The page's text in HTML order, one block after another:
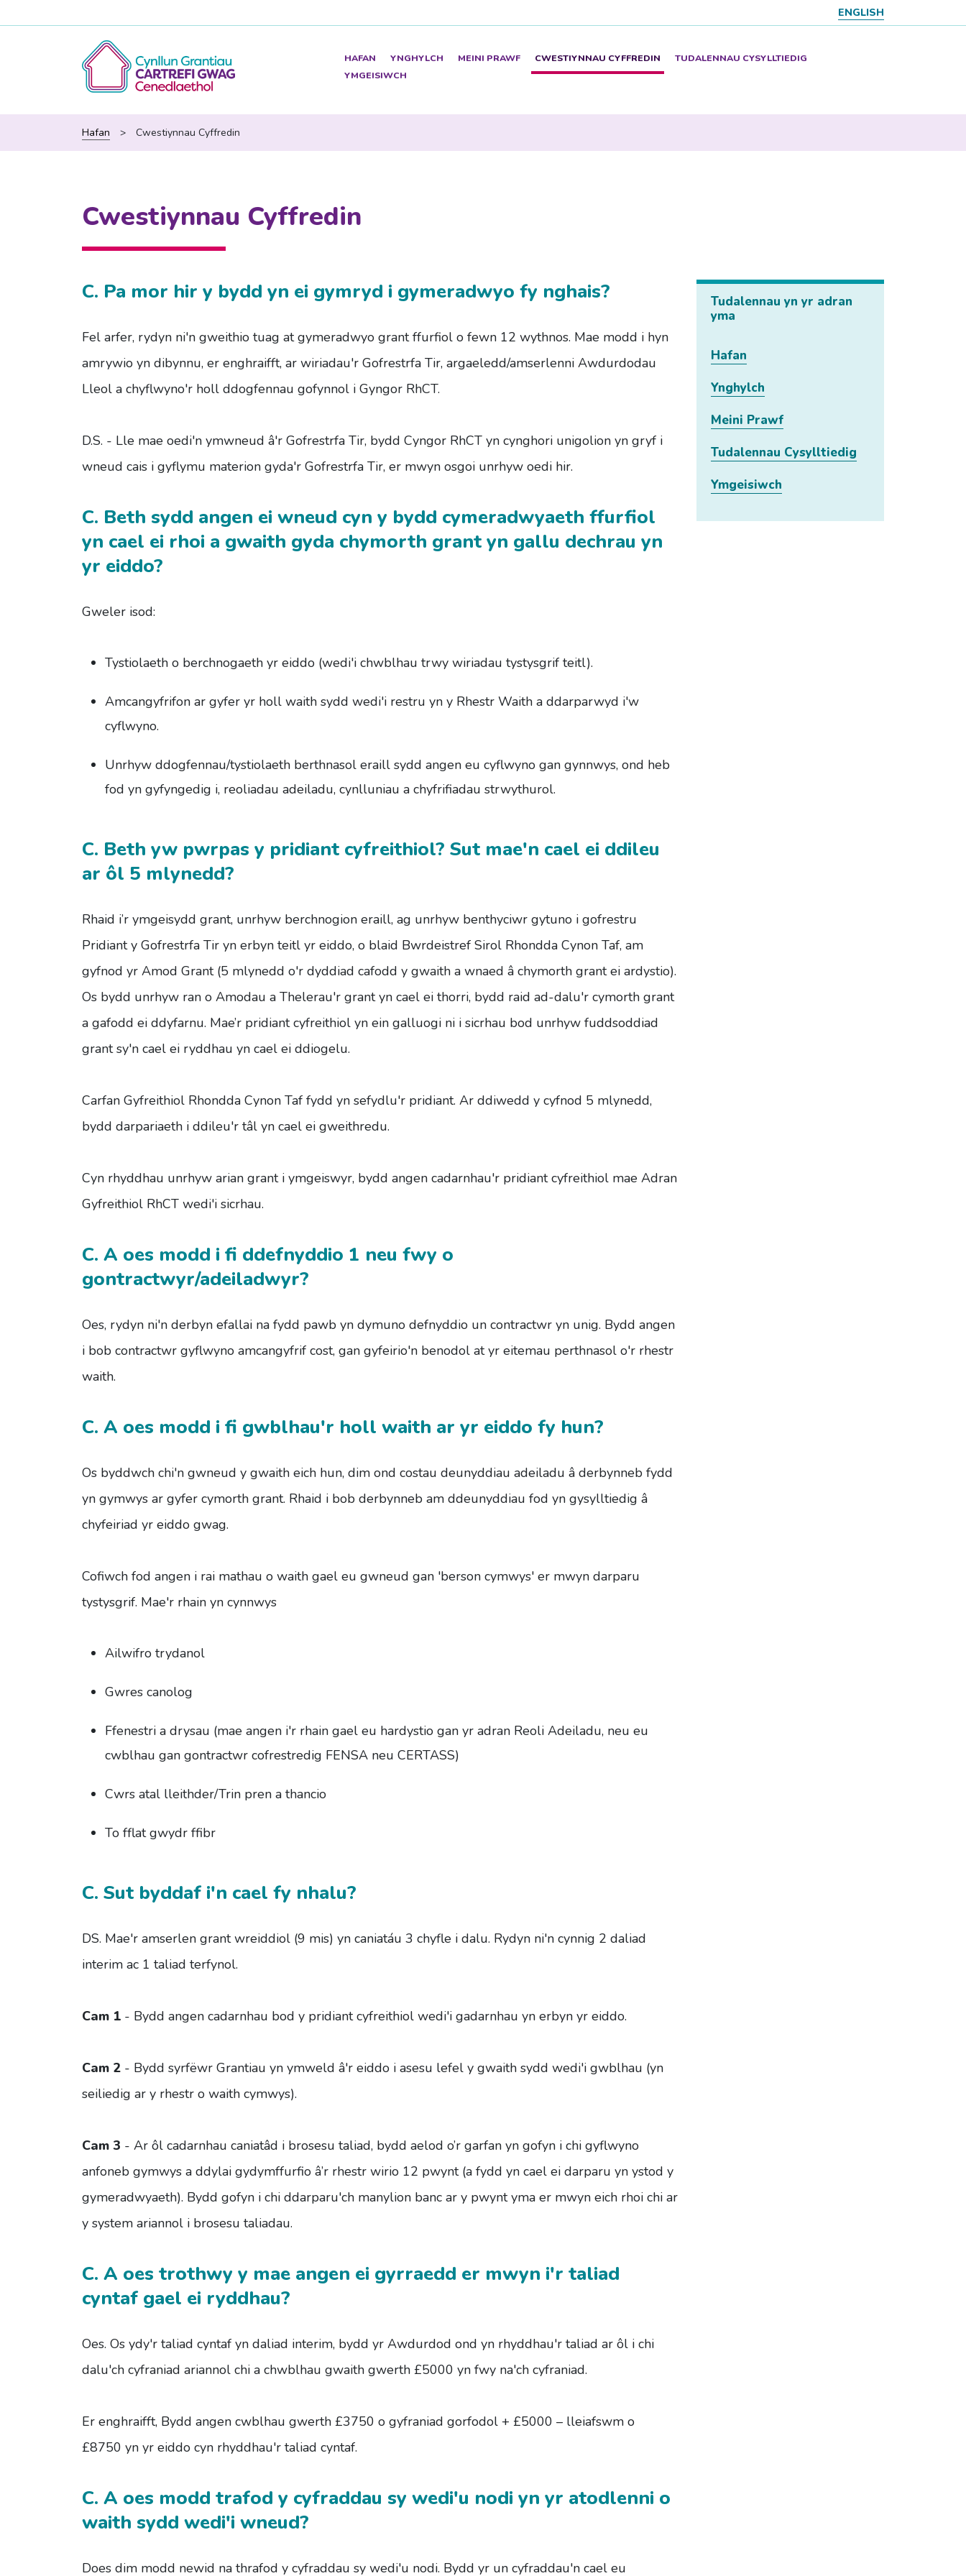
ENGLISH
HAFAN YNGHYLCH MEINI PRAWF CWESTIYNNAU CYFFREDIN
TUDALENNAU CYSYLLTIEDIG
YMGEISIWCH
Hafan > Cwestiynnau Cyffredin
Cwestiynnau Cyffredin
C. Pa mor hir y bydd yn ei gymryd i gymeradwyo fy nghais?
Fel arfer, rydyn ni'n gweithio tuag at gymeradwyo grant ffurfiol o fewn 12 wythnos. Mae modd i hyn
amrywio yn dibynnu, er enghraifft, ar wiriadau'r Gofrestrfa Tir, argaeledd/amserlenni Awdurdodau
Lleol a chyflwyno'r holl ddogfennau gofynnol i Gyngor RhCT.
D.S. - Lle mae oedi'n ymwneud â'r Gofrestrfa Tir, bydd Cyngor RhCT yn cynghori unigolion yn gryf i
wneud cais i gyflymu materion gyda'r Gofrestrfa Tir, er mwyn osgoi unrhyw oedi hir.
C. Beth sydd angen ei wneud cyn y bydd cymeradwyaeth ffurfiol
yn cael ei rhoi a gwaith gyda chymorth grant yn gallu dechrau yn
yr eiddo?
Gweler isod:
Tystiolaeth o berchnogaeth yr eiddo (wedi'i chwblhau trwy wiriadau tystysgrif teitl).
Amcangyfrifon ar gyfer yr holl waith sydd wedi'i restru yn y Rhestr Waith a ddarparwyd i'w
cyflwyno.
Unrhyw ddogfennau/tystiolaeth berthnasol eraill sydd angen eu cyflwyno gan gynnwys, ond heb
fod yn gyfyngedig i, reoliadau adeiladu, cynlluniau a chyfrifiadau strwythurol.
C. Beth yw pwrpas y pridiant cyfreithiol? Sut mae'n cael ei ddileu
ar ôl 5 mlynedd?
Rhaid i’r ymgeisydd grant, unrhyw berchnogion eraill, ag unrhyw benthyciwr gytuno i gofrestru
Pridiant y Gofrestrfa Tir yn erbyn teitl yr eiddo, o blaid Bwrdeistref Sirol Rhondda Cynon Taf, am
gyfnod yr Amod Grant (5 mlynedd o'r dyddiad cafodd y gwaith a wnaed â chymorth grant ei ardystio).
Os bydd unrhyw ran o Amodau a Thelerau'r grant yn cael ei thorri, bydd raid ad-dalu'r cymorth grant
a gafodd ei ddyfarnu. Mae’r pridiant cyfreithiol yn ein galluogi ni i sicrhau bod unrhyw fuddsoddiad
grant sy'n cael ei ryddhau yn cael ei ddiogelu.
Carfan Gyfreithiol Rhondda Cynon Taf fydd yn sefydlu'r pridiant. Ar ddiwedd y cyfnod 5 mlynedd,
bydd darpariaeth i ddileu'r tâl yn cael ei gweithredu.
Cyn rhyddhau unrhyw arian grant i ymgeiswyr, bydd angen cadarnhau'r pridiant cyfreithiol mae Adran
Gyfreithiol RhCT wedi'i sicrhau.
C. A oes modd i fi ddefnyddio 1 neu fwy o
gontractwyr/adeiladwyr?
Oes, rydyn ni'n derbyn efallai na fydd pawb yn dymuno defnyddio un contractwr yn unig. Bydd angen
i bob contractwr gyflwyno amcangyfrif cost, gan gyfeirio'n benodol at yr eitemau perthnasol o'r rhestr
waith.
C. A oes modd i fi gwblhau'r holl waith ar yr eiddo fy hun?
Os byddwch chi'n gwneud y gwaith eich hun, dim ond costau deunyddiau adeiladu â derbynneb fydd
yn gymwys ar gyfer cymorth grant. Rhaid i bob derbynneb am ddeunyddiau fod yn gysylltiedig â
chyfeiriad yr eiddo gwag.
Cofiwch fod angen i rai mathau o waith gael eu gwneud gan 'berson cymwys' er mwyn darparu
tystysgrif. Mae'r rhain yn cynnwys
Ailwifro trydanol
Gwres canolog
Ffenestri a drysau (mae angen i'r rhain gael eu hardystio gan yr adran Reoli Adeiladu, neu eu
cwblhau gan gontractwr cofrestredig FENSA neu CERTASS)
Cwrs atal lleithder/Trin pren a thancio
To fflat gwydr ffibr
C. Sut byddaf i'n cael fy nhalu?
DS. Mae'r amserlen grant wreiddiol (9 mis) yn caniatáu 3 chyfle i dalu. Rydyn ni'n cynnig 2 daliad
interim ac 1 taliad terfynol.
Cam 1 - Bydd angen cadarnhau bod y pridiant cyfreithiol wedi'i gadarnhau yn erbyn yr eiddo.
Cam 2 - Bydd syrfëwr Grantiau yn ymweld â'r eiddo i asesu lefel y gwaith sydd wedi'i gwblhau (yn
seiliedig ar y rhestr o waith cymwys).
Cam 3 - Ar ôl cadarnhau caniatâd i brosesu taliad, bydd aelod o’r garfan yn gofyn i chi gyflwyno
anfoneb gymwys a ddylai gydymffurfio â’r rhestr wirio 12 pwynt (a fydd yn cael ei darparu yn ystod y
gymeradwyaeth). Bydd gofyn i chi ddarparu'ch manylion banc ar y pwynt yma er mwyn eich rhoi chi ar
y system ariannol i brosesu taliadau.
C. A oes trothwy y mae angen ei gyrraedd er mwyn i'r taliad
cyntaf gael ei ryddhau?
Oes. Os ydy'r taliad cyntaf yn daliad interim, bydd yr Awdurdod ond yn rhyddhau'r taliad ar ôl i chi
dalu'ch cyfraniad ariannol chi a chwblhau gwaith gwerth £5000 yn fwy na'ch cyfraniad.
Er enghraifft, Bydd angen cwblhau gwerth £3750 o gyfraniad gorfodol + £5000 – lleiafswm o
£8750 yn yr eiddo cyn rhyddhau'r taliad cyntaf.
C. A oes modd trafod y cyfraddau sy wedi'u nodi yn yr atodlenni o
waith sydd wedi'i wneud?
Does dim modd newid na thrafod y cyfraddau sy wedi'u nodi. Bydd yr un cyfraddau'n cael eu
Tudalennau yn yr adran
yma
Hafan
Ynghylch
Meini Prawf
Tudalennau Cysylltiedig
Ymgeisiwch